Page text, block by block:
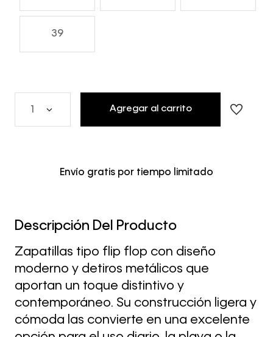
39
1 Agregar al carrito
Envío gratis por tiempo limitado
Descripción Del Producto
Zapatillas tipo flip flop con diseño
moderno y detiros metálicos que
aportan un toque distintivo y
contemporáneo. Su construcción ligera y
cómoda las convierte en una excelente